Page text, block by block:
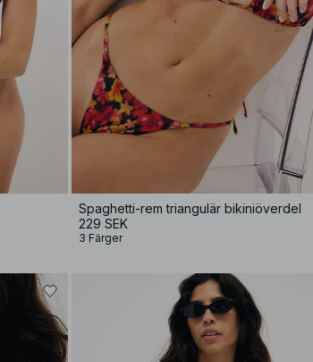
Spaghetti-rem triangulär bikiniöverdel
229 SEK
3 Färger